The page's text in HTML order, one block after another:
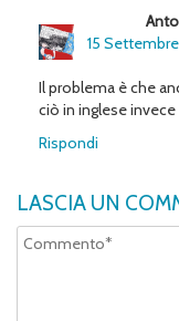
15
Il problema è che
ciò in inglese
Rispondi
LASCIA UN